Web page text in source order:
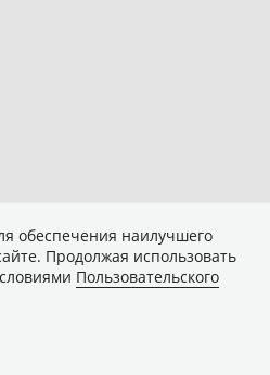
обеспечения наилучшего
Продолжая использовать
Пользовательского